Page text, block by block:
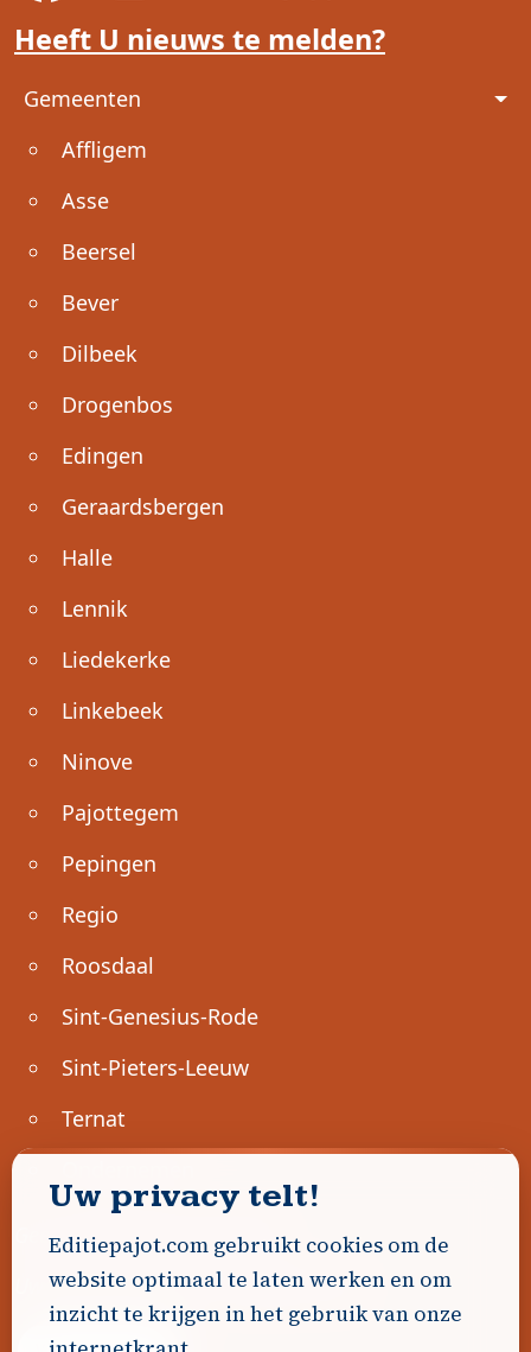
Heeft U nieuws te melden?
Voet
Gemeenten
Affligem
Asse
Beersel
Bever
Dilbeek
Drogenbos
Edingen
Geraardsbergen
Halle
Lennik
Liedekerke
Linkebeek
Ninove
Pajottegem
Pepingen
Regio
Roosdaal
Sint-Genesius-Rode
Sint-Pieters-Leeuw
Ternat
Geen advertenties gevonden.
Uw advertentie hier? Contacteer ons!
Uw privacy telt!
Editiepajot.com gebruikt cookies om de
website optimaal te laten werken en om
inzicht te krijgen in het gebruik van onze